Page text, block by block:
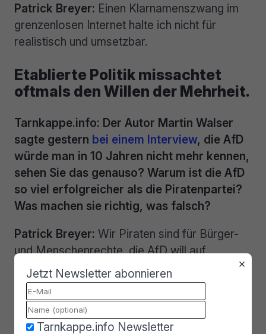
Patrick Breyer: Einen Klarnamenszwang im
grenzenlosen Internet halte ich nicht für
realistisch und umsetzbar.
Etablierte Politik missachtet
oftmals den Willen der Mehrheit.
Tarnkappe.info: Der Autor Martin Walser
sagte gestern bei einem Interview, die AfD
würde man in 10 Jahren nicht mehr kennen,
sehen Sie das genauso? Warum ist die AfD
so viel erfolgreicher als die Piratenpartei?
Was machen sie richtig, was falsch?
Patrick Breyer: Wir Piraten sind für Bürger-
und Menschenrechte, die AfD will auf
Flüchtlinge schießen. Wir Piraten wollen
Privilegien und Sonderrechte abschaffen, die
AfD will noch weniger soziale Gerechtigkeit
(z.B. Steuern für Reiche, Erben und
×
Jetzt Newsletter abonnieren
Tarnkappe.info Newsletter